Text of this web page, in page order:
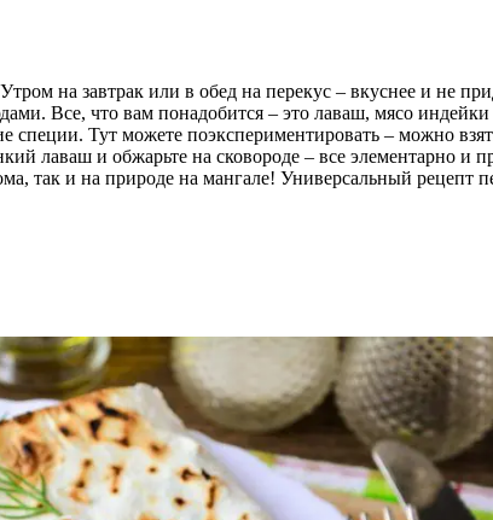
на завтрак или в обед на перекус – вкуснее и не
Все, что вам понадобится – это лаваш, мясо
специи. Тут можете поэкспериментировать – можно
лаваш и обжарьте на сковороде – все элементарно и
так и на природе на мангале! Универсальный рецепт